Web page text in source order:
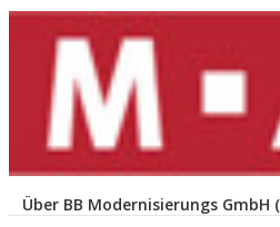
Über BB Modernisierungs GmbH